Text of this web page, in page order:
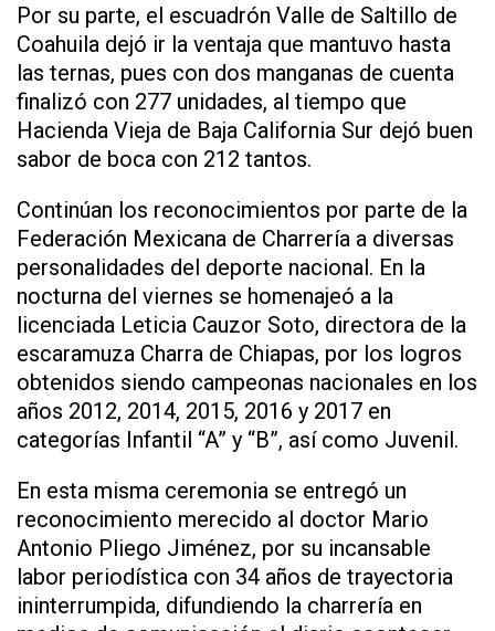
Por su parte, el escuadrón Valle de Saltillo de
Coahuila dejó ir la ventaja que mantuvo hasta
las ternas, pues con dos manganas de cuenta
finalizó con 277 unidades, al tiempo que
Hacienda Vieja de Baja California Sur dejó buen
sabor de boca con 212 tantos.
Continúan los reconocimientos por parte de la
Federación Mexicana de Charrería a diversas
personalidades del deporte nacional. En la
nocturna del viernes se homenajeó a la
licenciada Leticia Cauzor Soto, directora de la
escaramuza Charra de Chiapas, por los logros
obtenidos siendo campeonas nacionales en los
años 2012, 2014, 2015, 2016 y 2017 en
categorías Infantil “A” y “B”, así como Juvenil.
En esta misma ceremonia se entregó un
reconocimiento merecido al doctor Mario
Antonio Pliego Jiménez, por su incansable
labor periodística con 34 años de trayectoria
ininterrumpida, difundiendo la charrería en